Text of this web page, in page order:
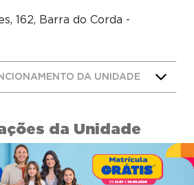
162, Barra do Corda -
DA UNIDADE
da Unidade